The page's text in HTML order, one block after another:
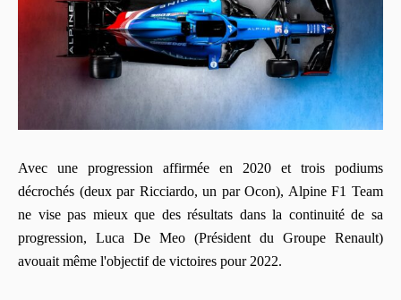
Avec une progression affirmée en 2020 et trois podiums
décrochés (deux par Ricciardo, un par Ocon), Alpine F1 Team
ne vise pas mieux que des résultats dans la continuité de sa
progression, Luca De Meo (Président du Groupe Renault)
avouait même l'objectif de victoires pour 2022.